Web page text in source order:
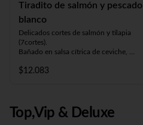
Tiradito de salmón y pescado
blanco
Delicados cortes de salmón y tilapia
(7cortes).
Bañado en salsa cítrica de ceviche,
$12.083
Top,Vip & Deluxe